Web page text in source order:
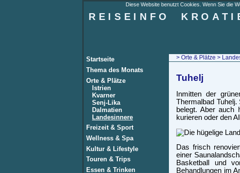
Diese Website benutzt Cookies. Wenn Sie die
REISEINFO
Startseite
Thema des Monats
Orte & Plätze
Istrien
Kvarner
Senj-Lika
Dalmatien
Landesinnere
Freizeit & Sport
Wellness & Spa
Kultur & Lifestyle
Touren & Trips
Essen & Trinken
> Orte & Plätze >
Tuhelj
Inmitten der
Thermalbad
belegt. Aber auch
kurieren oder den
Das frisch
einer
Basketball und
Behandlungen im